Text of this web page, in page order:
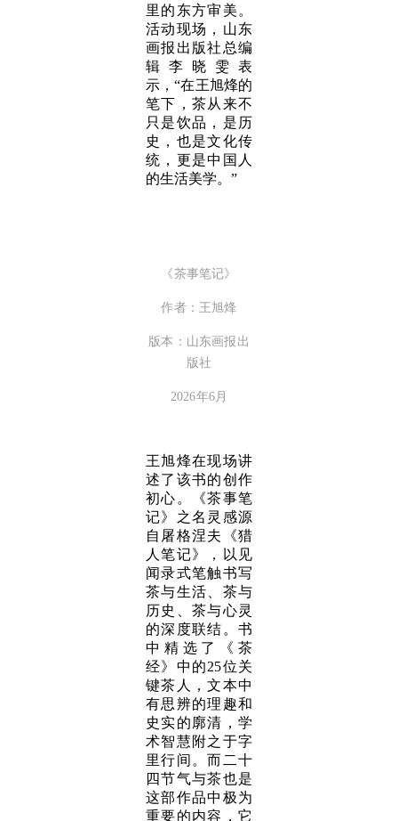
里的东方审美。
活动现场，山东
画报出版社总编
辑李晓雯表
示，“在王旭烽的
笔下，茶从来不
只是饮品，是历
史，也是文化传
统，更是中国人
的生活美学。”
《茶事笔记》
作者：王旭烽
版本：山东画报出
版社
2026年6月
王旭烽在现场讲
述了该书的创作
初心。《茶事笔
记》之名灵感源
自屠格涅夫《猎
人笔记》，以见
闻录式笔触书写
茶与生活、茶与
历史、茶与心灵
的深度联结。书
中精选了《茶
经》中的25位关
键茶人，文本中
有思辨的理趣和
史实的廓清，学
术智慧附之于字
里行间。而二十
四节气与茶也是
这部作品中极为
重要的内容，它